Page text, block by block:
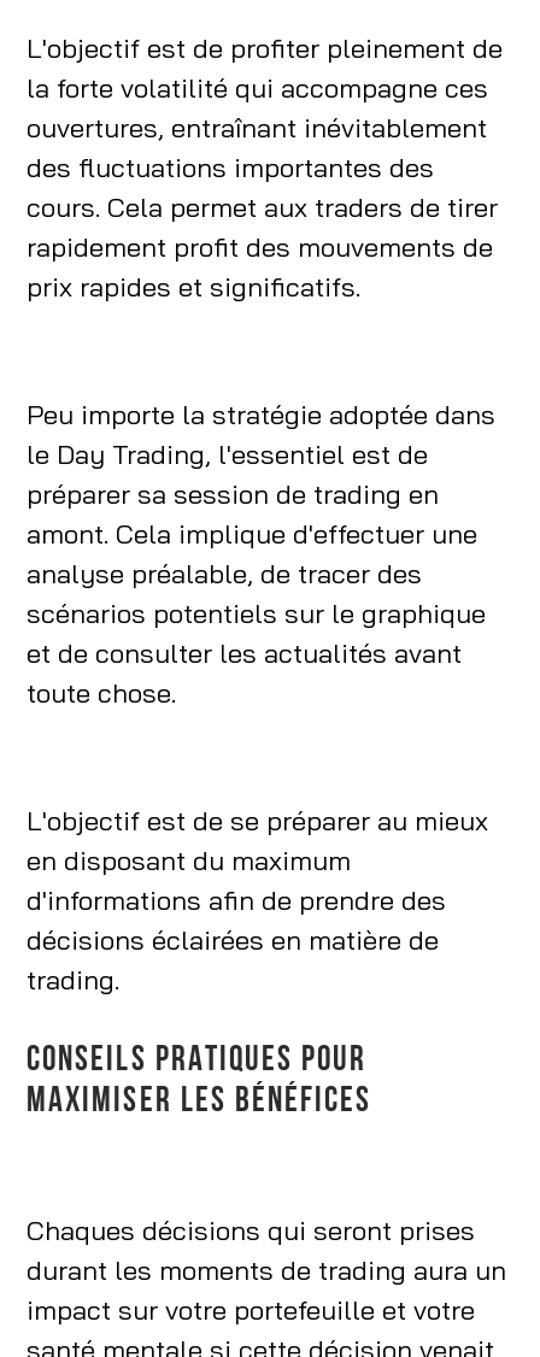
L'objectif est de profiter pleinement de
la forte volatilité qui accompagne ces
ouvertures, entraînant inévitablement
des fluctuations importantes des
cours. Cela permet aux traders de tirer
rapidement profit des mouvements de
prix rapides et significatifs.
Peu importe la stratégie adoptée dans
le Day Trading, l'essentiel est de
préparer sa session de trading en
amont. Cela implique d'effectuer une
analyse préalable, de tracer des
scénarios potentiels sur le graphique
et de consulter les actualités avant
toute chose.
L'objectif est de se préparer au mieux
en disposant du maximum
d'informations afin de prendre des
décisions éclairées en matière de
trading.
CONSEILS PRATIQUES POUR
MAXIMISER LES BÉNÉFICES
Chaques décisions qui seront prises
durant les moments de trading aura un
impact sur votre portefeuille et votre
santé mentale si cette décision venait